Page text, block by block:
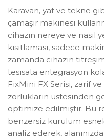
Karavan, yat ve tekne
çamaşır makinesi
cihazın nereye ve nasıl
kısıtlaması, sadece
zamanda cihazın
tesisata entegrasyon
FixMini FX Serisi, zarif
zorlukların üstesinden
optimize edilmiştir. Bu
benzersiz kurulum
analiz ederek,